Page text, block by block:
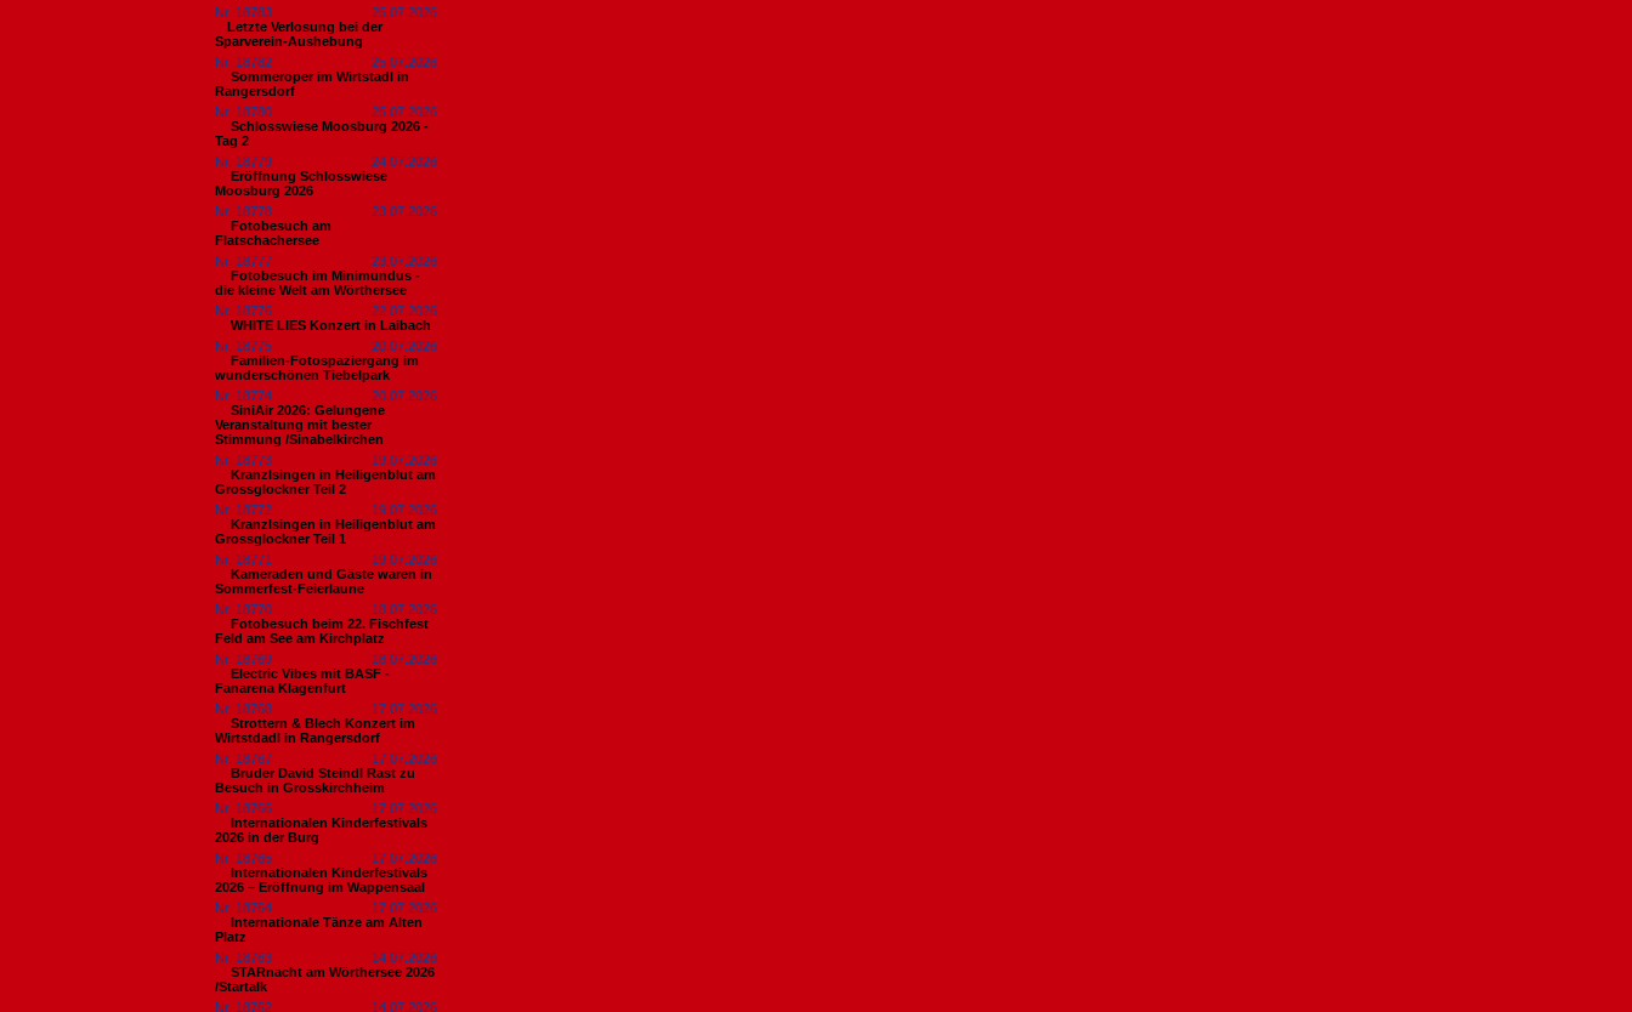
Nr. 18783
25.07.2026
​Letzte Verlosung bei der
Sparverein-Aushebung
Nr. 18782
25.07.2026
Sommeroper im Wirtstadl in
Rangersdorf
Nr. 18780
25.07.2026
Schlosswiese Moosburg 2026 -
Tag 2
Nr. 18779
24.07.2026
Eröffnung Schlosswiese
Moosburg 2026
Nr. 18778
23.07.2026
Fotobesuch am
Flatschachersee
Nr. 18777
23.07.2026
Fotobesuch im Minimundus -
die kleine Welt am Wörthersee
Nr. 18776
22.07.2026
WHITE LIES Konzert in Laibach
Nr. 18775
20.07.2026
Familien-Fotospaziergang im
wunderschönen Tiebelpark
Nr. 18774
20.07.2026
SiniAir 2026: Gelungene
Veranstaltung mit bester
Stimmung /Sinabelkirchen
Nr. 18773
19.07.2026
Kranzlsingen in Heiligenblut am
Grossglockner Teil 2
Nr. 18772
19.07.2026
Kranzlsingen in Heiligenblut am
Grossglockner Teil 1
Nr. 18771
19.07.2026
Kameraden und Gäste waren in
Sommerfest-Feierlaune
Nr. 18770
18.07.2026
Fotobesuch beim 22. Fischfest
Feld am See am Kirchplatz
Nr. 18769
18.07.2026
Electric Vibes mit BASF -
Fanarena Klagenfurt
Nr. 18768
17.07.2026
Strottern & Blech Konzert im
Wirtstdadl in Rangersdorf
Nr. 18767
17.07.2026
Bruder David Steindl Rast zu
Besuch in Grosskirchheim
Nr. 18766
17.07.2026
Internationalen Kinderfestivals
2026 in der Burg
Nr. 18765
17.07.2026
Internationalen Kinderfestivals
2026 – Eröffnung im Wappensaal
Nr. 18764
17.07.2026
Internationale Tänze am Alten
Platz
Nr. 18763
14.07.2026
STARnacht am Wörthersee 2026
/Startalk
Nr. 18762
14.07.2026